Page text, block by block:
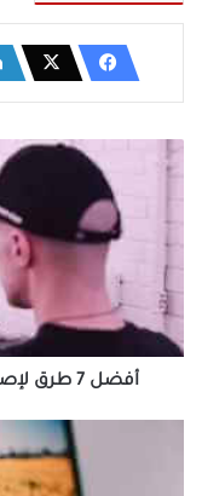
أفضل
لإصلاح
فشل
كاميرا
Google
Meet
أفضل 7 طرق لإصلاح خطأ فشل كاميرا Google Meet